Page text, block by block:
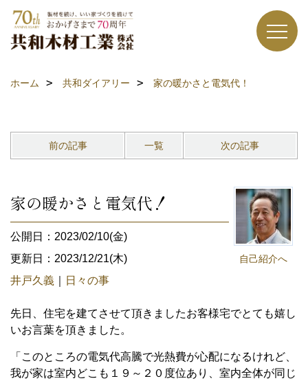
ホーム 共和ダイアリー 家の暖かさと電気代！
前の記事 一覧 次の記事
自己紹介へ
家の暖かさと電気代！
公開日：2023/02/10(金)
更新日：2023/12/21(木)
井戸久義
日々の事
先日、住宅を建てさせて頂きましたお客様宅でとても嬉し
いお言葉を頂きました。
「このところの電気代高騰で光熱費が心配になるけれど、
我が家は室内どこも１９～２０度位あり、室内全体が同じ